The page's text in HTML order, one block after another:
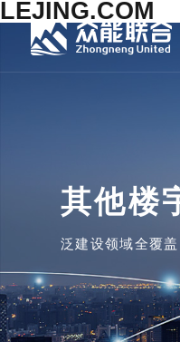
LEJING.COM
其他楼
泛建设领域全覆盖